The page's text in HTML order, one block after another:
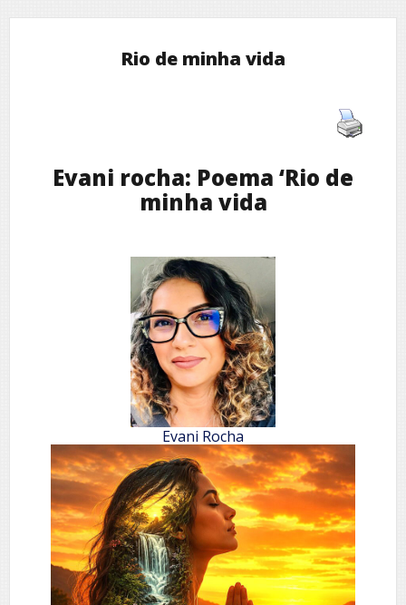
Rio de minha vida
Evani rocha: Poema ‘Rio de
minha vida
Evani Rocha